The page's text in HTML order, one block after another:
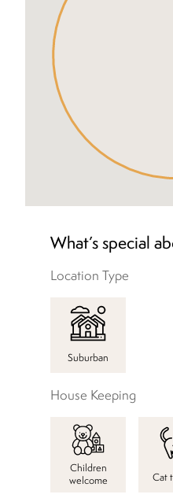
What’s special
Location Type
Suburban
House Keeping
Children
welcome
Cat